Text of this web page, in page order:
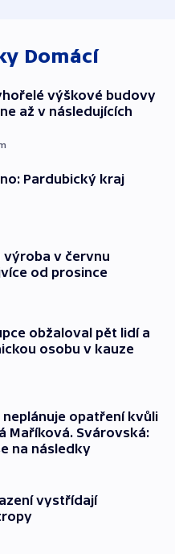
Domácí
výškové budovy
až v následujících
Pardubický kraj
výroba v červnu
od prosince
obžaloval pět lidí a
osobu v kauze
neplánuje opatření kvůli
Maříková. Svárovská:
na následky
vystřídají